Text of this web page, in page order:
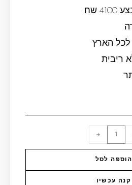
שח
לכל הארץ
+
הוספה לסל
קנה עכשיו